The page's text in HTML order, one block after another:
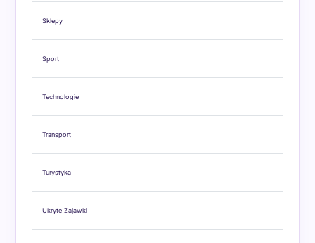
Sklepy
Sport
Technologie
Transport
Turystyka
Ukryte Zajawki